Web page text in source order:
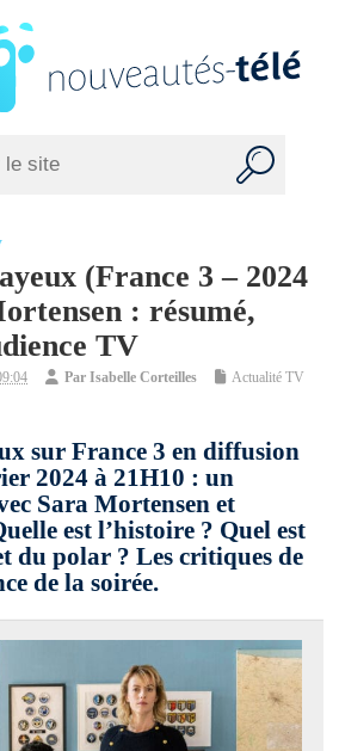
(France 3 – 2024
: résumé,
TV
ParIsabelle Corteilles
Actualité TV
sur France 3 en diffusion
2024 à 21H10 : un
Sara Mortensen et
est l’histoire ? Quel est
du polar ? Les critiques de
de la soirée.